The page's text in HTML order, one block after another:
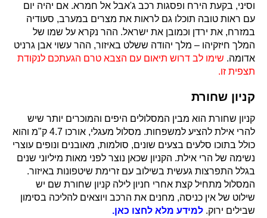
וסיני, בקעת הירח ופסגות רכב ג'אבל אל חמרא. אם יהיה יום
עם ראות טובה תוכלו גם לראות את מצרים במערב, סעודיה
במזרח, את ירדן וכמובן את ישראל. ההר נקרא על שמו של
המלך חיזקיהו – מלך יהודה ששלט באיזור, ההר עשוי אבן גרניט
אדומה. שימו לב דרוש תיאום עם הצבא טרם הגעתכם לנקודת
תצפית זו.
קניון שחורת
קניון שחורת הוא מבין המסלולים היפים והמוכרים יותר שיש
להרי אילת להציע למשפחות. מסלול מעגלי, אורכו 4.7 ק"מ והוא
כולל בתוכו סלעים בצעים שונים, סולמות, מאובנים ונופים עוצרי
נשימה של הרי אילת. הקניון שכאן נוצר לפני מאות מיליוני שנים
בגלל התפרצות געשית בשילוב עם זרימת שיטפונות באיזור.
המסלול מתחיל קצת אחרי חניון לילה קניון שחורת שם יש
שילוט של אין כניסה, מחנים את הרכב ויוצאים להליכה בסימון
שבילים ירוק. למידע מלא לחצו כאן.